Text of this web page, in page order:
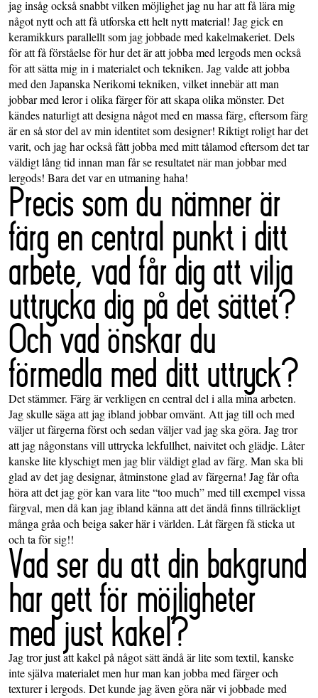
jag insåg också snabbt vilken möjlighet jag nu har att få lära mig
något nytt och att få utforska ett helt nytt material! Jag gick en
keramikkurs parallellt som jag jobbade med kakelmakeriet. Dels
för att få förståelse för hur det är att jobba med lergods men också
för att sätta mig in i materialet och tekniken. Jag valde att jobba
med den Japanska Nerikomi tekniken, vilket innebär att man
jobbar med leror i olika färger för att skapa olika mönster. Det
kändes naturligt att designa något med en massa färg, eftersom färg
är en så stor del av min identitet som designer! Riktigt roligt har det
varit, och jag har också fått jobba med mitt tålamod eftersom det tar
väldigt lång tid innan man får se resultatet när man jobbar med
lergods! Bara det var en utmaning haha!
Precis som du nämner är
färg en central punkt i ditt
arbete, vad får dig att vilja
uttrycka dig på det sättet?
Och vad önskar du
förmedla med ditt uttryck?
Det stämmer. Färg är verkligen en central del i alla mina arbeten.
Jag skulle säga att jag ibland jobbar omvänt. Att jag till och med
väljer ut färgerna först och sedan väljer vad jag ska göra. Jag tror
att jag någonstans vill uttrycka lekfullhet, naivitet och glädje. Låter
kanske lite klyschigt men jag blir väldigt glad av färg. Man ska bli
glad av det jag designar, åtminstone glad av färgerna! Jag får ofta
höra att det jag gör kan vara lite “too much” med till exempel vissa
färgval, men då kan jag ibland känna att det ändå finns tillräckligt
många gråa och beiga saker här i världen. Låt färgen få sticka ut
och ta för sig!!
Vad ser du att din bakgrund
har gett för möjligheter
med just kakel?
Jag tror just att kakel på något sätt ändå är lite som textil, kanske
inte själva materialet men hur man kan jobba med färger och
texturer i lergods. Det kunde jag även göra när vi jobbade med